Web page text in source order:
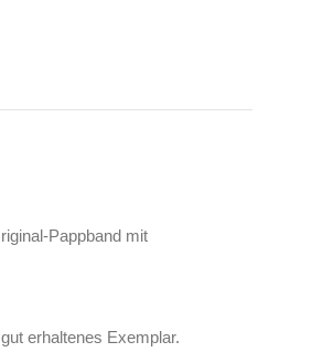
Pappband mit
erhaltenes Exemplar.